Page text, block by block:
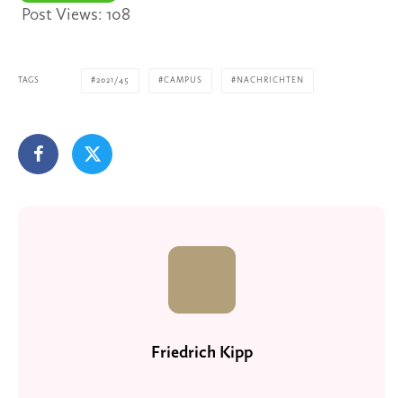
Post Views: 108
TAGS 2021/45 CAMPUS NACHRICHTEN
Friedrich Kipp